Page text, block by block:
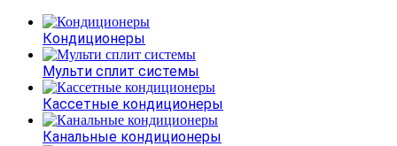
Кондиционеры
Мульти сплит системы
Кассетные кондиционеры
Канальные кондиционеры